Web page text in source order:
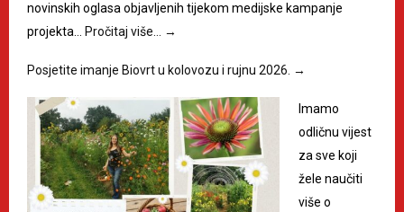
novinskih oglasa objavljenih tijekom medijske kampanje
projekta…
Pročitaj više… →
Posjetite imanje Biovrt u kolovozu i rujnu 2026. →
Imamo
odličnu vijest
za sve koji
žele naučiti
više o